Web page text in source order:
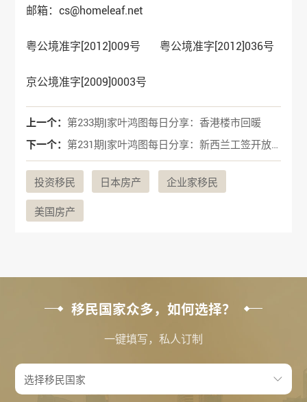
邮箱：cs@homeleaf.net
粤公境准字[2012]009号 粤公境准字[2012]036号
京公境准字[2009]0003号
上一个： 第233期|家叶鸿图每日分享：香港楼市回暖
下一个：
第231期|家叶鸿图每日分享：新西兰工签开放限制
投资移民 日本房产 企业家移民
美国房产
移民国家众多，如何选择？
一键填写，私人订制